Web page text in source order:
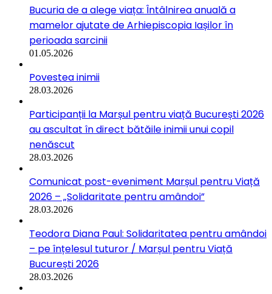
Bucuria de a alege viața: Întâlnirea anuală a
mamelor ajutate de Arhiepiscopia Iașilor în
perioada sarcinii
01.05.2026
Povestea inimii
28.03.2026
Participanții la Marșul pentru viață București 2026
au ascultat în direct bătăile inimii unui copil
nenăscut
28.03.2026
Comunicat post-eveniment Marșul pentru Viață
2026 – „Solidaritate pentru amândoi”
28.03.2026
Teodora Diana Paul: Solidaritatea pentru amândoi
– pe înțelesul tuturor / Marșul pentru Viață
București 2026
28.03.2026